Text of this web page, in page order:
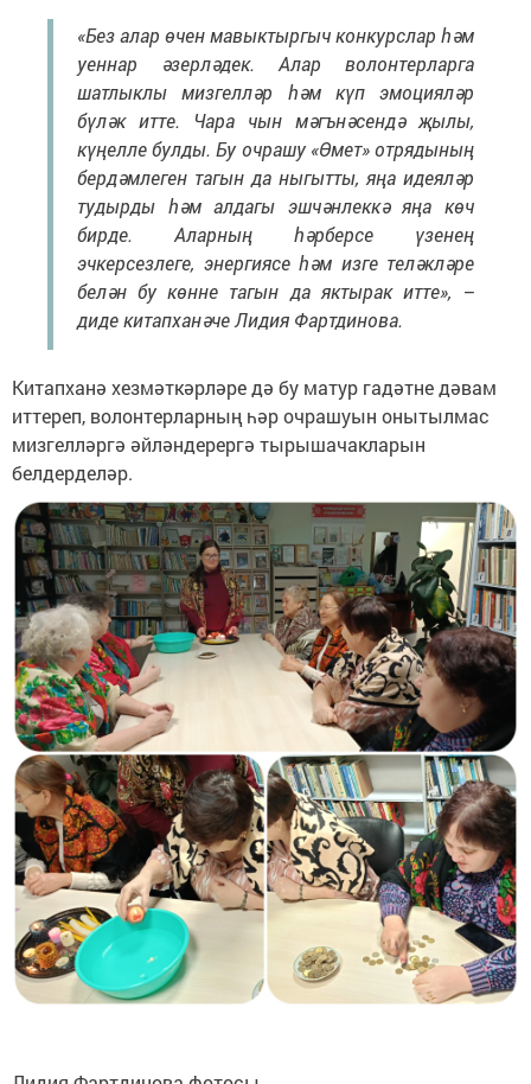
«Без алар өчен мавыктыргыч конкурслар һәм
уеннар әзерләдек. Алар волонтерларга
шатлыклы мизгелләр һәм күп эмоцияләр
бүләк итте. Чара чын мәгънәсендә җылы,
күңелле булды. Бу очрашу «Өмет» отрядының
бердәмлеген тагын да ныгытты, яңа идеяләр
тудырды һәм алдагы эшчәнлеккә яңа көч
бирде. Аларның һәрберсе үзенең
эчкерсезлеге, энергиясе һәм изге теләкләре
белән бу көнне тагын да яктырак итте», –
диде китапханәче Лидия Фартдинова.
Китапханә хезмәткәрләре дә бу матур гадәтне дәвам
иттереп, волонтерларның һәр очрашуын онытылмас
мизгелләргә әйләндерергә тырышачакларын
белдерделәр.